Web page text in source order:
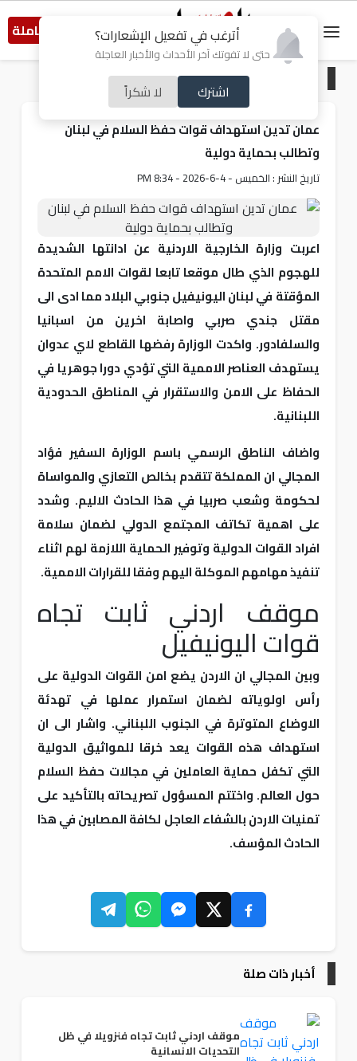
أترغب في تفعيل الإشعارات؟
حتى لا تفوتك آخر الأحداث والأخبار العاجلة
اشترك لا شكراً
النسخة الكاملة
أردنيات
عمان تدين استهداف قوات حفظ السلام في لبنان
وتطالب بحماية دولية
تاريخ النشر : الخميس - 4-6-2026 - 8:34 PM
اعربت وزارة الخارجية الاردنية عن ادانتها الشديدة
للهجوم الذي طال موقعا تابعا لقوات الامم المتحدة
المؤقتة في لبنان اليونيفيل جنوبي البلاد مما ادى الى
مقتل جندي صربي واصابة اخرين من اسبانيا
والسلفادور. واكدت الوزارة رفضها القاطع لاي عدوان
يستهدف العناصر الاممية التي تؤدي دورا جوهريا في
الحفاظ على الامن والاستقرار في المناطق الحدودية
اللبنانية.
واضاف الناطق الرسمي باسم الوزارة السفير فؤاد
المجالي ان المملكة تتقدم بخالص التعازي والمواساة
لحكومة وشعب صربيا في هذا الحادث الاليم. وشدد
على اهمية تكاتف المجتمع الدولي لضمان سلامة
افراد القوات الدولية وتوفير الحماية اللازمة لهم اثناء
تنفيذ مهامهم الموكلة اليهم وفقا للقرارات الاممية.
موقف اردني ثابت تجاه
قوات اليونيفيل
وبين المجالي ان الاردن يضع امن القوات الدولية على
رأس اولوياته لضمان استمرار عملها في تهدئة
الاوضاع المتوترة في الجنوب اللبناني. واشار الى ان
استهداف هذه القوات يعد خرقا للمواثيق الدولية
التي تكفل حماية العاملين في مجالات حفظ السلام
حول العالم. واختتم المسؤول تصريحاته بالتأكيد على
تمنيات الاردن بالشفاء العاجل لكافة المصابين في هذا
الحادث المؤسف.
أخبار ذات صلة
موقف اردني ثابت تجاه فنزويلا في ظل
التحديات الانسانية